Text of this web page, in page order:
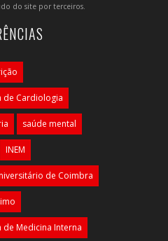
do site por terceiros.
de Cardiologia
saúde mental
INEM
de Coimbra
de Medicina Interna